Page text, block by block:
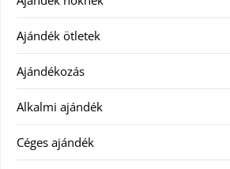
Ajándék ötletek
Ajándékozás
Alkalmi ajándék
Céges ajándék